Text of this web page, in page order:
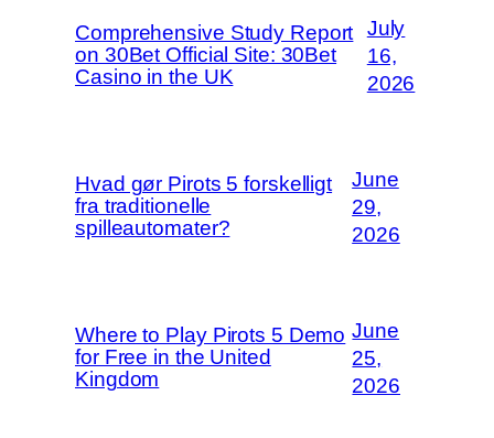
Comprehensive Study Report
on 30Bet Official Site: 30Bet
Casino in the UK
July
16,
2026
Hvad gør Pirots 5 forskelligt
fra traditionelle
spilleautomater?
June
29,
2026
Where to Play Pirots 5 Demo
for Free in the United
Kingdom
June
25,
2026